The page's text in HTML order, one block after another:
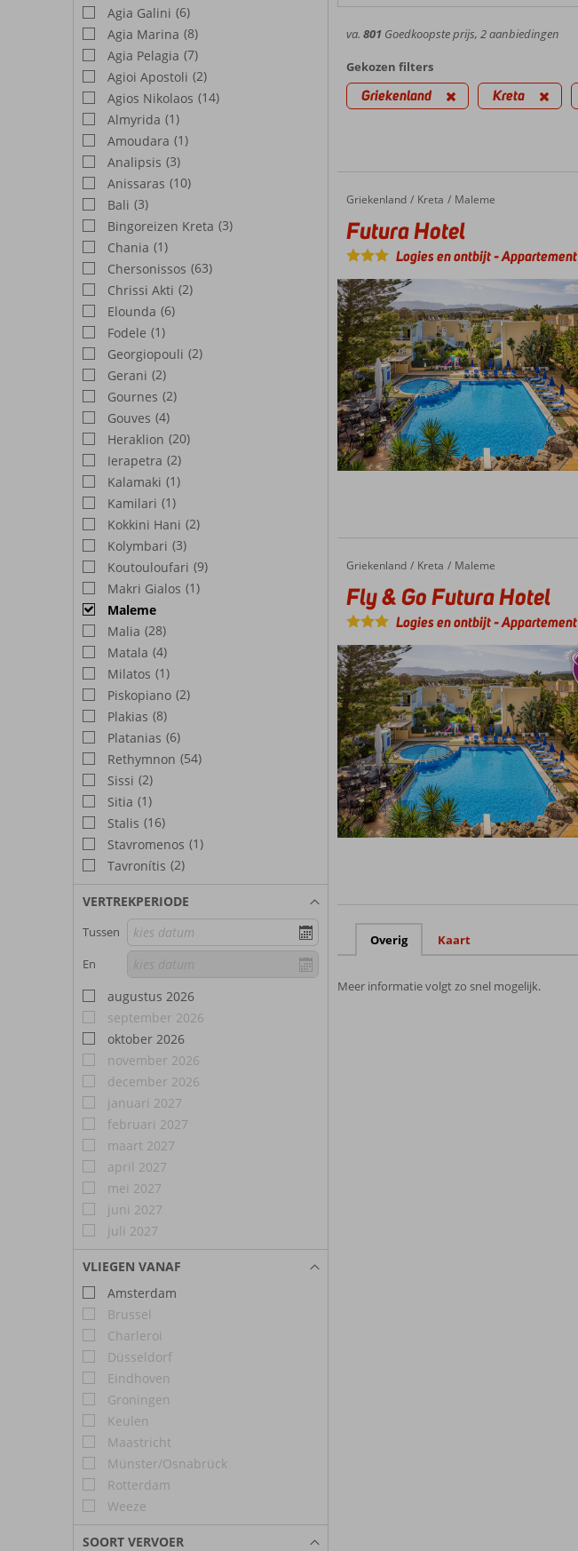
Agia Galini (6)
Agia Marina (8)
Agia Pelagia (7)
Agioi Apostoli (2)
Agios Nikolaos (14)
Almyrida (1)
Amoudara (1)
Analipsis (3)
Anissaras (10)
Bali (3)
Bingoreizen Kreta (3)
Chania (1)
Chersonissos (63)
Chrissi Akti (2)
Elounda (6)
Fodele (1)
Georgiopouli (2)
Gerani (2)
Gournes (2)
Gouves (4)
Heraklion (20)
Ierapetra (2)
Kalamaki (1)
Kamilari (1)
Kokkini Hani (2)
Kolymbari (3)
Koutouloufari (9)
Makri Gialos (1)
Maleme
Malia (28)
Matala (4)
Milatos (1)
Piskopiano (2)
Plakias (8)
Platanias (6)
Rethymnon (54)
Sissi (2)
Sitia (1)
Stalis (16)
Stavromenos (1)
Tavronítis (2)
VERTREKPERIODE
Tussen
En
augustus 2026
september 2026
oktober 2026
november 2026
december 2026
januari 2027
februari 2027
maart 2027
april 2027
mei 2027
juni 2027
juli 2027
VLIEGEN VANAF
Amsterdam
Brussel
Charleroi
Düsseldorf
Eindhoven
Groningen
Keulen
Maastricht
Münster/Osnabrück
Rotterdam
Weeze
SOORT VERVOER
va. 801 Goedkoopste prijs, 2 aanbiedingen
Gekozen filters
Griekenland Kreta
Home
Griekenland Kreta Maleme
Futura Hotel
Futura Hotel
Logies en ontbijt-Appartement
Home
Griekenland Kreta Maleme
Fly & Go Futura Hotel
Fly & Go Futura Hotel
Logies en ontbijt-Appartement
Overig Kaart
Meer informatie volgt zo snel mogelijk.